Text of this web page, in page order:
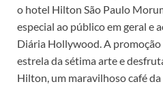
o hotel Hilton São Paulo
especial ao público em geral e
Diária Hollywood. A promoção
estrela da sétima arte e
Hilton, um maravilhoso café da